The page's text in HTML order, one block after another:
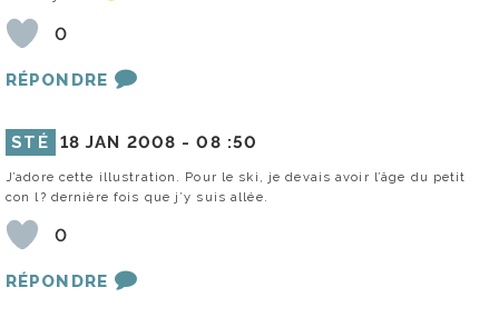
0
RÉPONDRE
STÉ 18 JAN 2008 -08 :50
J’adore cette illustration. Pour le ski, je devais avoir l’âge du petit
con l? dernière fois que j’y suis allée.
0
RÉPONDRE